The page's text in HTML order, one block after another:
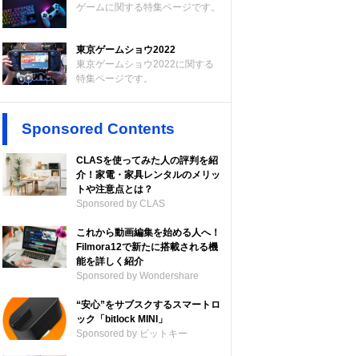
ゲームに関する特集ページです。
東京ゲームショウ2022
東京ゲームショウ2022に関する
特集ページです。
Sponsored Contents
CLASを使ってみた人の評判を紹
介！家電・家具レンタルのメリッ
トや注意点とは？
Sponsored by CLAS
これから動画編集を始める人へ！
Filmora12で新たに搭載される機
能を詳しく紹介
Sponsored by Wondershare
“安心”をサブスクするスマートロ
ック「bitlock MINI」
Sponsored by ビットキー